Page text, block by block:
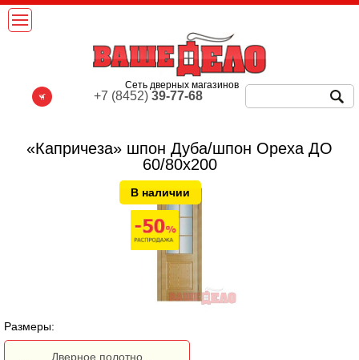
«Капричеза» шпон Дуба/шпон Ореха ДО
60/80х200
В наличии
Размеры:
Дверное полотно
Сеть дверных магазинов
+7 (8452)39-77-68